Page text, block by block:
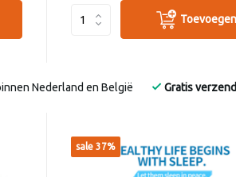
Toevoegen
Nederland en België Gratis
sale 37%